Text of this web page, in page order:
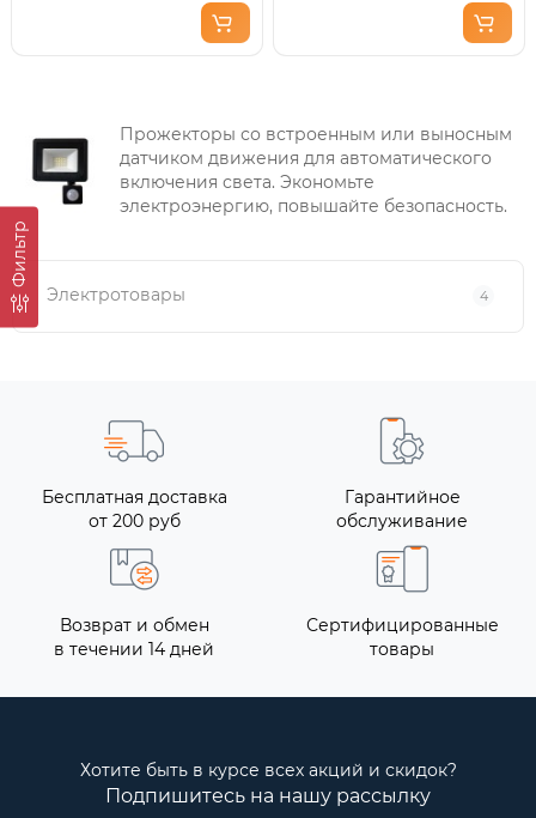
Фильтр
Прожекторы со встроенным или выносным
датчиком движения для автоматического
включения света. Экономьте
электроэнергию, повышайте безопасность.
Электротовары 4
Бесплатная доставка
от 200 руб
Гарантийное
обслуживание
Возврат и обмен
в течении 14 дней
Сертифицированные
товары
Хотите быть в курсе всех акций и скидок?
Подпишитесь на нашу рассылку